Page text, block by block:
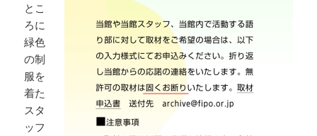
とこ
ろに
緑色
の制
服を
着た
スタ
ッフ